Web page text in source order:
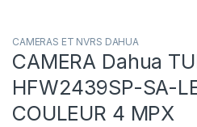
CAMERAS ET NVRS DAHUA
CAMERA Dahua
HFW2439SP-SA-
COULEUR 4 MPX